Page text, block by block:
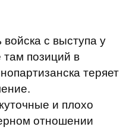
с выступа у
позиций в
теряет
и плохо
отношении